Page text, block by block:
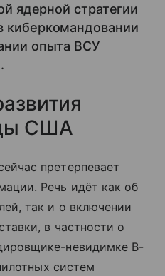
ядерной стратегии
киберкомандовании
опыта ВСУ
США
претерпевает
Речь идёт как об
так и о включении
в частности о
невидимке B-
систем